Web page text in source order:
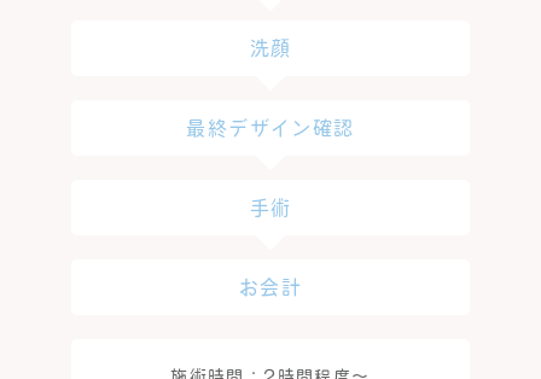
洗顔
最終デザイン確認
手術
お会計